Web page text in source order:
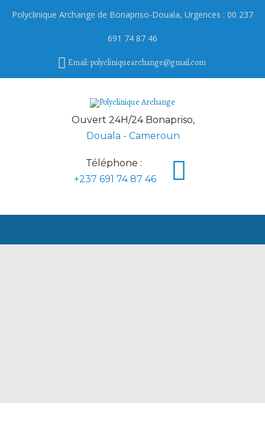
Polyclinique Archange de Bonapriso-Douala, Urgences : 00 237
691 74 87 46
Email: polycliniquearchange@gmail.com
Ouvert 24H/24 Bonapriso,
Douala - Cameroun
Téléphone :
+237 691 74 87 46